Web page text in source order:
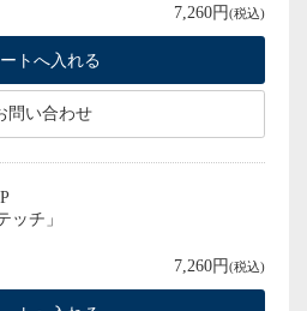
7,260円(税込)
問い合わせ
ッチ」
7,260円(税込)